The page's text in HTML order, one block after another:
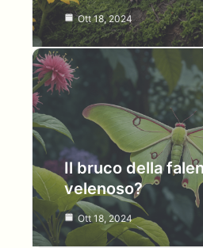
Ott 18, 2024
Il bruco della
velenoso?
Ott 18, 2024